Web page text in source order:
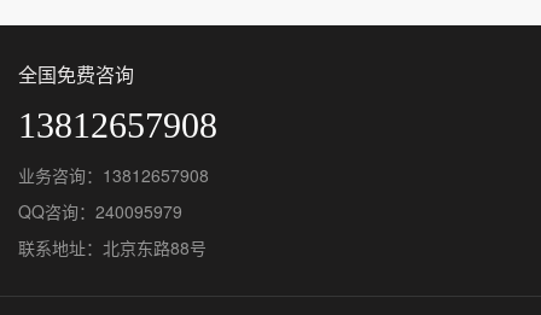
全国免费咨询
13812657908
业务咨询：13812657908
QQ咨询：240095979
联系地址：北京东路88号